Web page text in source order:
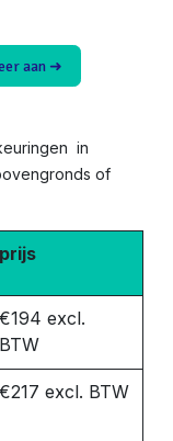
aan ➜
in
of
prijs
€194 excl.
BTW
€217 excl. BTW